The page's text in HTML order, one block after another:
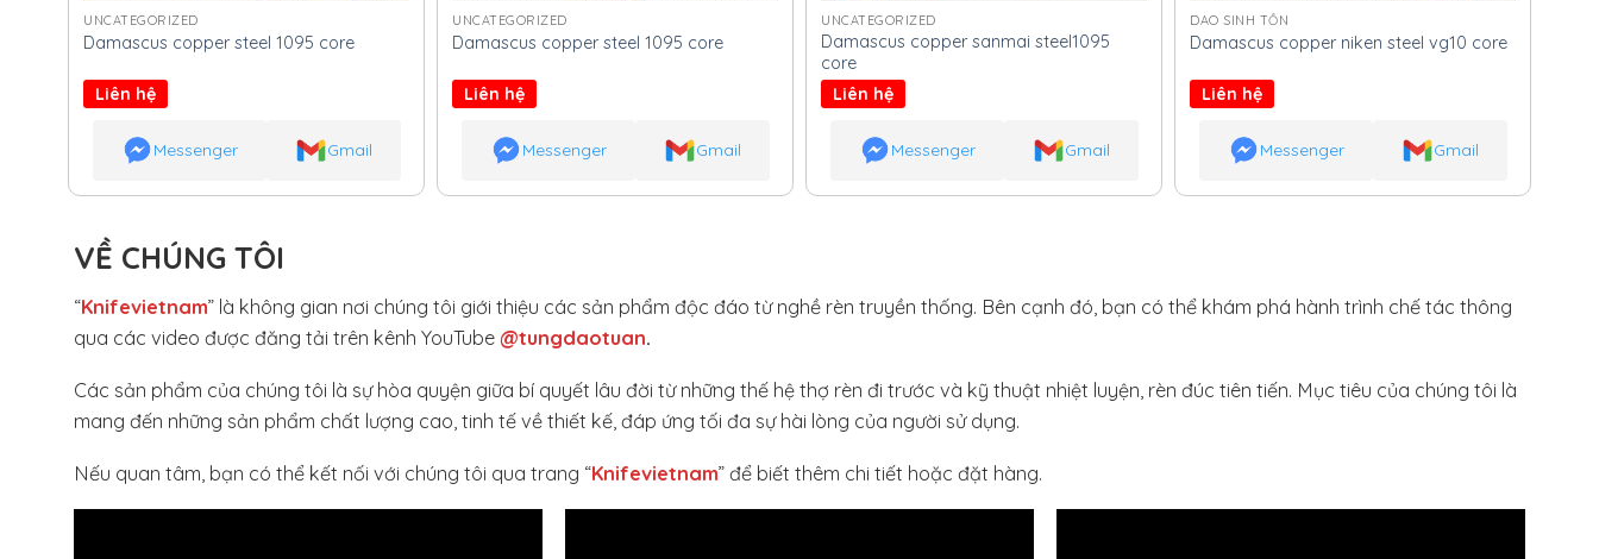
UNCATEGORIZED
Damascus copper steel 1095 core
Liên hệ
Messenger Gmail
UNCATEGORIZED
Damascus copper steel 1095 core
Liên hệ
Messenger Gmail
UNCATEGORIZED
Damascus copper sanmai steel1095
core
Liên hệ
Messenger Gmail
DAO SINH TỒN
Damascus copper niken steel vg10 core
Liên hệ
Messenger Gmail
VỀ CHÚNG TÔI
“Knifevietnam” là không gian nơi chúng tôi giới thiệu các sản phẩm độc đáo từ nghề rèn truyền thống. Bên cạnh đó, bạn có thể khám phá hành trình chế tác thông
qua các video được đăng tải trên kênh YouTube @tungdaotuan.
Các sản phẩm của chúng tôi là sự hòa quyện giữa bí quyết lâu đời từ những thế hệ thợ rèn đi trước và kỹ thuật nhiệt luyện, rèn đúc tiên tiến. Mục tiêu của chúng tôi là
mang đến những sản phẩm chất lượng cao, tinh tế về thiết kế, đáp ứng tối đa sự hài lòng của người sử dụng.
Nếu quan tâm, bạn có thể kết nối với chúng tôi qua trang “Knifevietnam” để biết thêm chi tiết hoặc đặt hàng.